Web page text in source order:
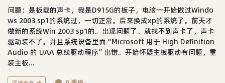
问题：是板载的声卡，我是D915G的板子，电脑一开始做过Windo
ws 2003 sp1的系统过，一切正常。后来换成xp的系统了。前天才
做新的系统Win 2003 sp1的。出现问题了。就找不到声卡了，声卡
驱动装不了。并且系统设备里面“Microsoft 用于 High Definition
Audio 的 UAA 总线驱动程序”出错。开始怀疑主板驱动有问题，重
装主板...